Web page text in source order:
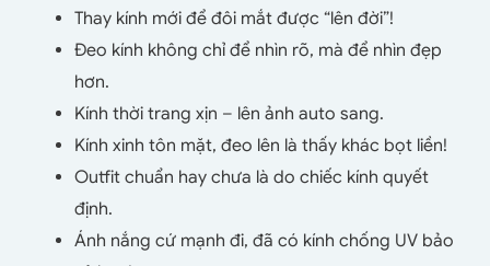
Thay kính mới để đôi mắt được “lên đời”!
Đeo kính không chỉ để nhìn rõ, mà để nhìn đẹp
hơn.
Kính thời trang xịn – lên ảnh auto sang.
Kính xinh tôn mặt, đeo lên là thấy khác bọt liền!
Outfit chuẩn hay chưa là do chiếc kính quyết
định.
Ánh nắng cứ mạnh đi, đã có kính chống UV bảo